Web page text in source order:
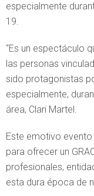
especialmente
19.
“Es un espectáculo
las personas
sido protagonistas
especialmente,
área, Clari Martel.
Este emotivo
para ofrecer un
profesionales,
esta dura época de